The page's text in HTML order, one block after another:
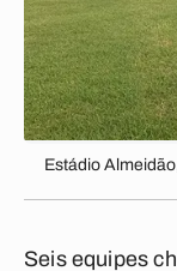
Estádio
Seis equipes